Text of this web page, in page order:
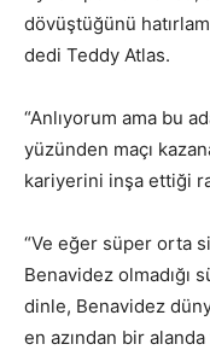
dövüştüğünü
dedi Teddy Atlas.
“Anlıyorum ama bu
yüzünden maçı
kariyerini inşa ettiği
“Ve eğer süper orta
Benavidez olmadığı
dinle, Benavidez
en azından bir